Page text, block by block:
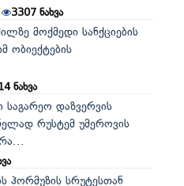
3307ნახვა
მოქმედი სანქციების
ობიექტების
ნახვა
დაზვერვის
რუსტემ უმეროვის
ჰორმუზის სრუტესთან